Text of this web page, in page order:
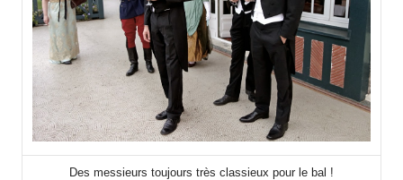
Des messieurs toujours très classieux pour le bal !